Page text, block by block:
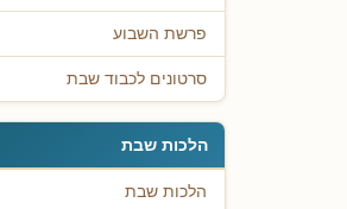
פרשת השבוע
סרטונים לכבוד שבת
הלכות שבת
הלכות שבת